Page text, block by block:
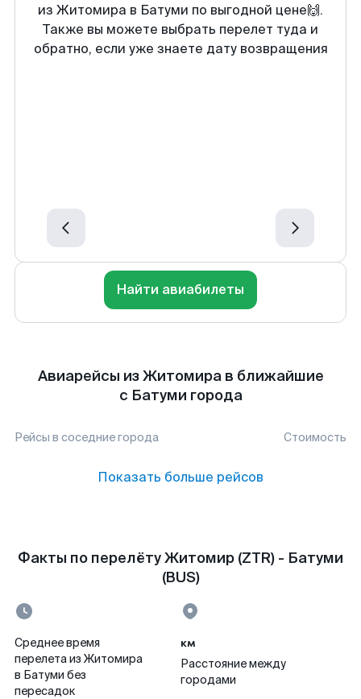
из Житомира в Батуми по выгодной цене🙌.
Также вы можете выбрать перелет туда и
обратно, если уже знаете дату возвращения
Найти авиабилеты
Авиарейсы из Житомира в ближайшие
с Батуми города
Рейсы в соседние города Стоимость
Показать больше рейсов
Факты по перелёту Житомир (ZTR) - Батуми
(BUS)
Среднее время
перелета из Житомира
в Батуми без
пересадок
км
Расстояние между
городами